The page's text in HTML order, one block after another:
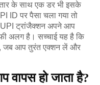
के साथ एक डर भी इसके
ID पर पैसा चला गया तो
UPI ट्रांजैक्शन अपने आप
अलग है। सच्चाई यह है कि
है, जब आप तुरंत एक्शन लें और
वापस हो जाता है?